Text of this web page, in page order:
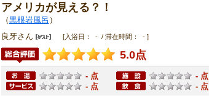
アメリカが見える？！
（黒根岩風呂 ）
良牙さん
[入浴日： - / 滞在時間： - ]
5.0点
- 点
- 点
- 点
- 点